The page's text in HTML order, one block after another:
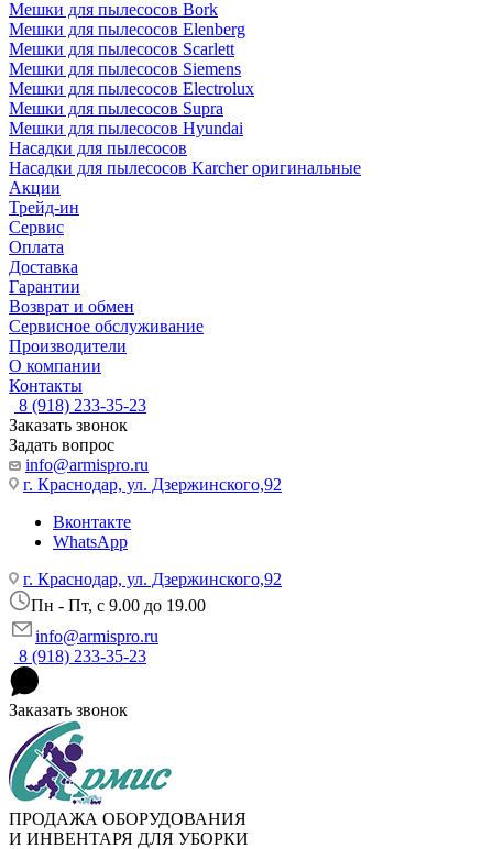
Мешки для пылесосов Bork
Мешки для пылесосов Elenberg
Мешки для пылесосов Scarlett
Мешки для пылесосов Siemens
Мешки для пылесосов Electrolux
Мешки для пылесосов Supra
Мешки для пылесосов Hyundai
Насадки для пылесосов
Насадки для пылесосов Karcher оригинальные
Акции
Трейд-ин
Сервис
Оплата
Доставка
Гарантии
Возврат и обмен
Сервисное обслуживание
Производители
О компании
Контакты
8 (918) 233-35-23
Заказать звонок
Задать вопрос
info@armispro.ru
г. Краснодар, ул. Дзержинского,92
Вконтакте
WhatsApp
г. Краснодар, ул. Дзержинского,92
Пн - Пт, c 9.00 до 19.00
info@armispro.ru
8 (918) 233-35-23
Заказать звонок
ПРОДАЖА ОБОРУДОВАНИЯ
И ИНВЕНТАРЯ ДЛЯ УБОРКИ